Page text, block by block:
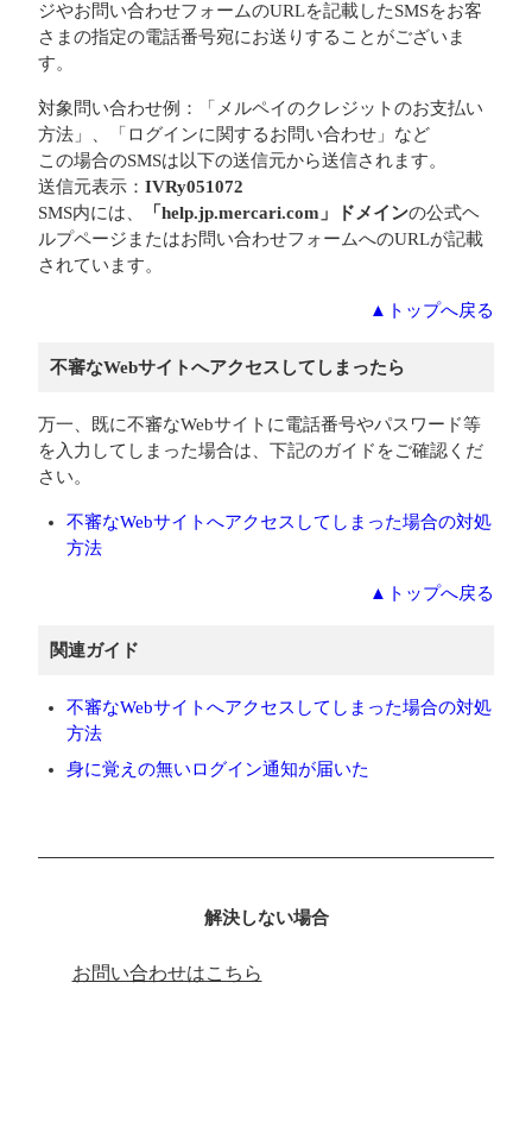
ジやお問い合わせフォームのURLを記載したSMSをお客
さまの指定の電話番号宛にお送りすることがございま
す。
対象問い合わせ例：「メルペイのクレジットのお支払い
方法」、「ログインに関するお問い合わせ」など
この場合のSMSは以下の送信元から送信されます。
送信元表示： IVRy051072
SMS内には、
「help.jp.mercari.com」ドメインの公式ヘ
ルプページまたはお問い合わせフォームへのURLが記載
されています。
▲トップへ戻る
不審なWebサイトへアクセスしてしまったら
万一、既に不審なWebサイトに電話番号やパスワード等
を入力してしまった場合は、下記のガイドをご確認くだ
さい。
不審なWebサイトへアクセスしてしまった場合の対処
方法
▲トップへ戻る
関連ガイド
不審なWebサイトへアクセスしてしまった場合の対処
方法
身に覚えの無いログイン通知が届いた
解決しない場合
お問い合わせはこちら